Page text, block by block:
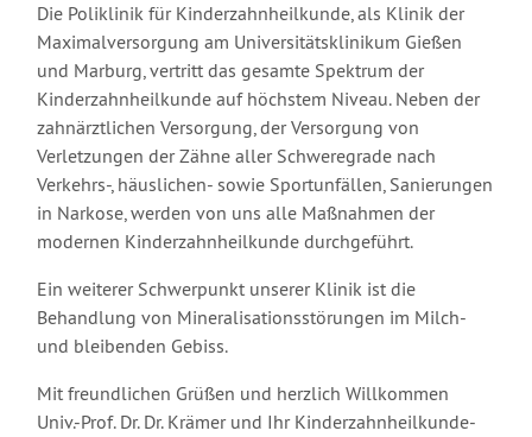
Die Poliklinik für Kinderzahnheilkunde, als Klinik der
Maximalversorgung am Universitätsklinikum Gießen
und Marburg, vertritt das gesamte Spektrum der
Kinderzahnheilkunde auf höchstem Niveau. Neben der
zahnärztlichen Versorgung, der Versorgung von
Verletzungen der Zähne aller Schweregrade nach
Verkehrs-, häuslichen- sowie Sportunfällen, Sanierungen
in Narkose, werden von uns alle Maßnahmen der
modernen Kinderzahnheilkunde durchgeführt.
Ein weiterer Schwerpunkt unserer Klinik ist die
Behandlung von Mineralisationsstörungen im Milch-
und bleibenden Gebiss.
Mit freundlichen Grüßen und herzlich Willkommen
Univ.-Prof. Dr. Dr. Krämer und Ihr Kinderzahnheilkunde-